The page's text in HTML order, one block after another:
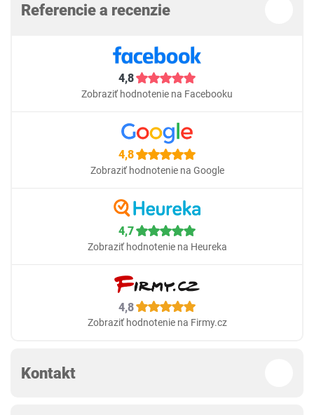
Referencie a recenzie
4,8
Zobraziť hodnotenie na Facebooku
4,8
Zobraziť hodnotenie na Google
4,7
Zobraziť hodnotenie na Heureka
4,8
Zobraziť hodnotenie na Firmy.cz
Kontakt